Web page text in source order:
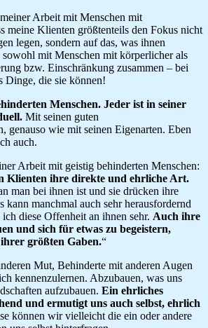
Arbeit mit Menschen mit
meine Klienten größtenteils den Fokus nicht
legen, sondern auf das, was ihnen
mit Menschen mit körperlicher als
bzw. Einschränkung zusammen – bei
Dinge, die sie können!
Menschen. Jeder ist in seiner
Mit seinen guten
genauso wie mit seinen Eigenarten. Eben
auch.
Arbeit mit geistig behinderten Menschen:
Klienten ihre direkte und ehrliche Art.
man bei ihnen ist und sie drücken ihre
kann manchmal auch sehr herausfordernd
diese Offenheit an ihnen sehr. Auch ihre
und sich für etwas zu begeistern,
größten Gaben.“
Mut, Behinderte mit anderen Augen
kennenzulernen. Abzubauen, was uns
aufzubauen. Ein ehrliches
und ermutigt uns auch selbst, ehrlich
können wir vielleicht die ein oder andere